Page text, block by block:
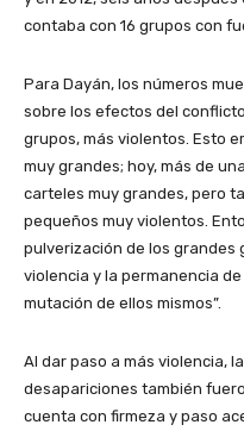
contaba con 16 grupos con
Para Dayán, los números
sobre los efectos del
grupos, más violentos. Esto
muy grandes; hoy, más de
carteles muy grandes, pero
pequeños muy violentos.
pulverización de los grandes
violencia y la permanencia
mutación de ellos mismos”.
Al dar paso a más violencia,
desapariciones también
cuenta con firmeza y paso